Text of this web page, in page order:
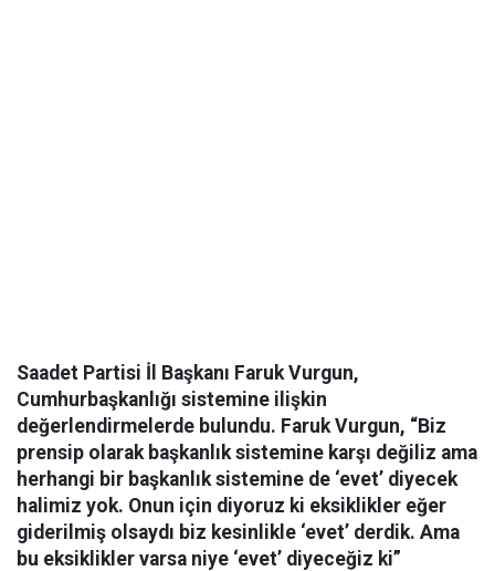
Saadet Partisi İl Başkanı Faruk Vurgun,
Cumhurbaşkanlığı sistemine ilişkin
değerlendirmelerde bulundu. Faruk Vurgun, “Biz
prensip olarak başkanlık sistemine karşı değiliz ama
herhangi bir başkanlık sistemine de ‘evet’ diyecek
halimiz yok. Onun için diyoruz ki eksiklikler eğer
giderilmiş olsaydı biz kesinlikle ‘evet’ derdik. Ama
bu eksiklikler varsa niye ‘evet’ diyeceğiz ki”